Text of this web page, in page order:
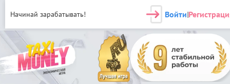
Начинай зарабатывать! Войти|